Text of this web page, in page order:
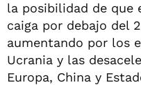
la posibilidad de que
caiga por debajo del
aumentando por los
Ucrania y las
Europa, China y